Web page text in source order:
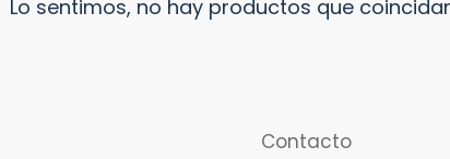
Lo sentimos, no hay productos que
Contacto